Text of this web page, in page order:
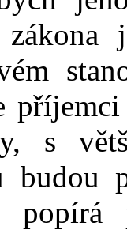
s
budou
popírá